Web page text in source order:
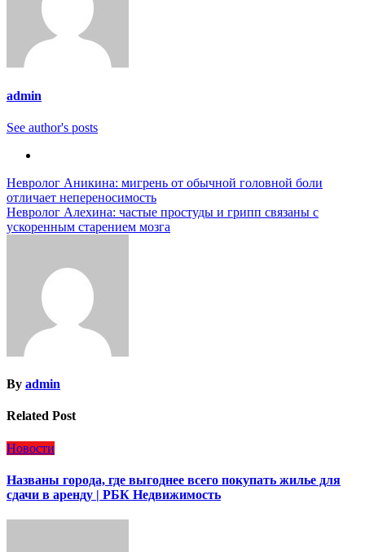
admin
See author's posts
Навигация
по
записям
Невролог Аникина: мигрень от обычной головной боли
отличает непереносимость
Невролог Алехина: частые простуды и грипп связаны с
ускоренным старением мозга
By admin
Related Post
Новости
Названы города, где выгоднее всего покупать жилье для
сдачи в аренду | РБК Недвижимость